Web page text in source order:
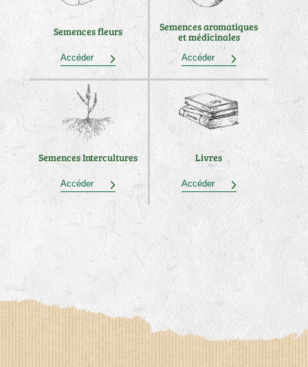
Semences fleurs
Accéder
Semences aromatiques
et médicinales
Accéder
Semences Intercultures
Accéder
Livres
Accéder